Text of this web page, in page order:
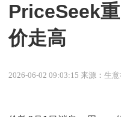
PriceSeek
价走高
2026-06-02 09:03:15 来源：生意